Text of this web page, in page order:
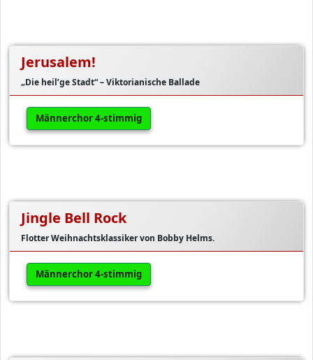
Jerusalem!
„Die heil’ge Stadt“ – Viktorianische Ballade
Männerchor 4-stimmig
Jingle Bell Rock
Flotter Weihnachtsklassiker von Bobby Helms.
Männerchor 4-stimmig